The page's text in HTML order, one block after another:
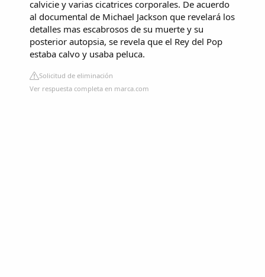
calvicie y varias cicatrices corporales. De acuerdo
al documental de Michael Jackson que revelará los
detalles mas escabrosos de su muerte y su
posterior autopsia, se revela que el Rey del Pop
estaba calvo y usaba peluca.
Solicitud de eliminación
Ver respuesta completa en marca.com